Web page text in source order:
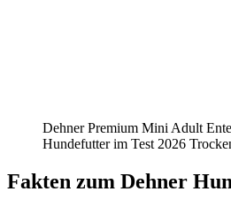
Dehner Premium Mini Adult
Hundefutter im Test 2026
Fakten zum Dehner